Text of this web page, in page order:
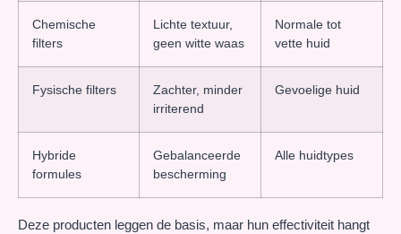
Chemische
filters
Lichte textuur,
geen witte waas
Normale tot
vette huid
Fysische filters
Zachter, minder
irriterend
Gevoelige huid
Hybride
formules
Gebalanceerde
bescherming
Alle huidtypes
Deze producten leggen de basis, maar hun effectiviteit hangt